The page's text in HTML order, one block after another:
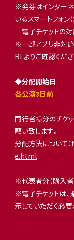
※発券はインター
いるスマートフォン
電子チケットの対
※一部アプリ非対
RLよりご確認くだ
◆分配開始日
各公演3日前
同行者様分のチケ
願い致します。
分配方法について：
e.html
※代表者分（購入者
※電子チケットは、
示していただく必要